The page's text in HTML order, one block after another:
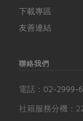
下載專區
友善連結
聯絡我們
電話： 02-2999-
社籍服務分機：